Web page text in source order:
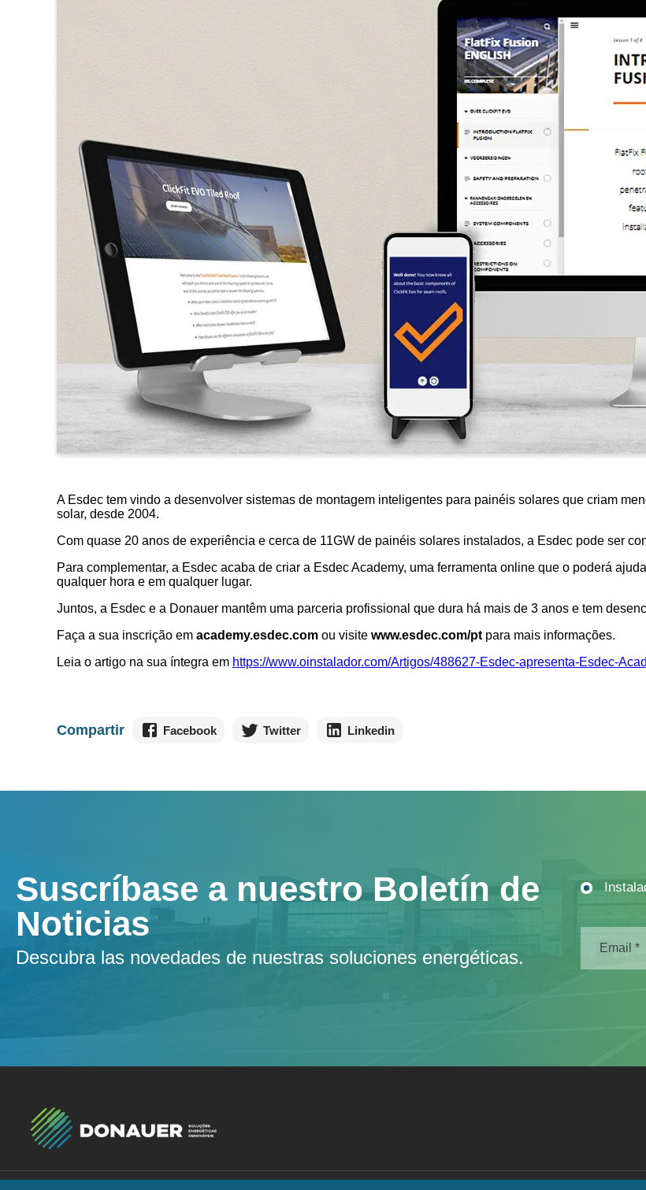
A Esdec tem vindo a desenvolver sistemas de montagem inteligentes para painéis solares que criam
solar, desde 2004.
Com quase 20 anos de experiência e cerca de 11GW de painéis solares instalados, a Esdec pode ser
Para complementar, a Esdec acaba de criar a Esdec Academy, uma ferramenta online que o poderá
qualquer hora e em qualquer lugar.
Juntos, a Esdec e a Donauer mantêm uma parceria profissional que dura há mais de 3 anos e tem
Faça a sua inscrição em academy.esdec.com ou visite www.esdec.com/ptpara mais informações.
Leia o artigo na sua íntegra em https://www.oinstalador.com/Artigos/488627-Esdec-apresenta-Esdec-
Compartir Facebook Twitter Linkedin
Suscríbase a nuestro Boletín de
Noticias
Descubra las novedades de nuestras soluciones energéticas.